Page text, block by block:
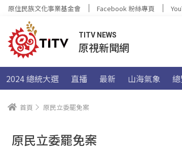
原住民族文化事業基金會 Facebook 粉絲專頁
TITV NEWS
原視新聞網
2024 總統大選 直播 最新 山海氣象
首頁 原民立委罷免案
原民立委罷免案